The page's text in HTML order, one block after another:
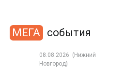
МЕГА события
08.08.2026 (Нижний
Новгород)